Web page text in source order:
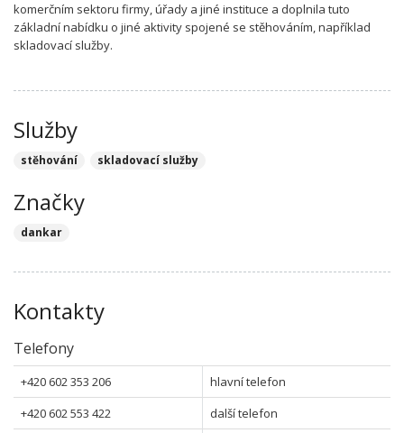
komerčním sektoru firmy, úřady a jiné instituce a doplnila tuto
základní nabídku o jiné aktivity spojené se stěhováním, například
skladovací služby.
Služby
stěhování skladovací služby
Značky
dankar
Kontakty
Telefony
+420 602 353 206
hlavní telefon
+420 602 553 422
další telefon